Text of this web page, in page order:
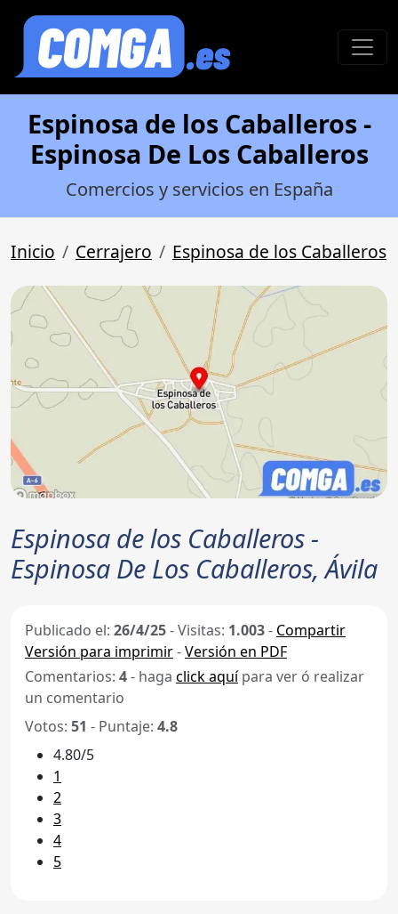
Espinosa de los Caballeros -
Espinosa De Los Caballeros
Comercios y servicios en España
Inicio Cerrajero Espinosa de los Caballeros
Espinosa de los Caballeros -
Espinosa De Los Caballeros, Ávila
Publicado el: 26/4/25-Visitas: 1.003- Compartir
Versión para imprimir-Versión en PDF
Comentarios: 4- haga click aquípara ver ó realizar
un comentario
Votos: 51 - Puntaje: 4.8
4.80/5
1
2
3
4
5